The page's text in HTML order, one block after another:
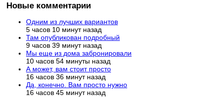
Новые комментарии
Одним из лучших вариантов
5 часов 10 минут назад
Там опубликован подробный
9 часов 39 минут назад
Мы еще из дома забронировали
10 часов 54 минуты назад
А может, вам стоит просто
16 часов 36 минут назад
Да, конечно. Вам просто нужно
16 часов 45 минут назад